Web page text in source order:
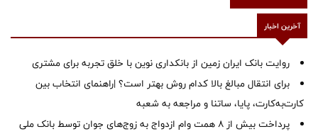
آخرین اخبار
روایت بانک ایران زمین از بانکداری نوین با خلق تجربه برای مشتری
برای انتقال مبالغ بالا کدام روش بهتر است؟ |راهنمای انتخاب بین
کارت‌به‌کارت، پایا، ساتنا و مراجعه به شعبه
پرداخت بیش از ۸ همت وام ازدواج به زوج‌های جوان توسط بانک ملی